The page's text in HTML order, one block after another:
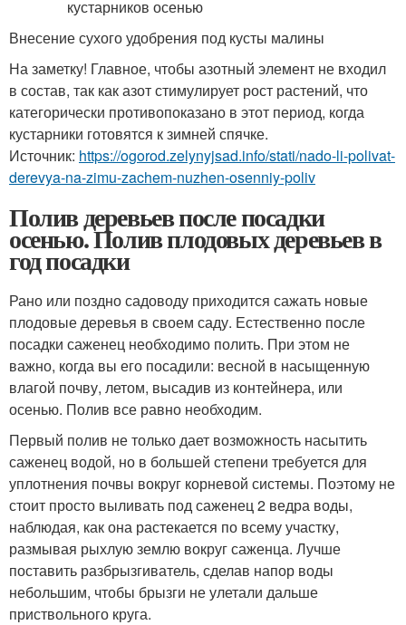
Внесение сухого удобрения под кусты малины
На заметку! Главное, чтобы азотный элемент не входил
в состав, так как азот стимулирует рост растений, что
категорически противопоказано в этот период, когда
кустарники готовятся к зимней спячке.
Источник: https://ogorod.zelynyjsad.info/stati/nado-li-polivat-
derevya-na-zimu-zachem-nuzhen-osenniy-poliv
Полив деревьев после посадки
осенью. Полив плодовых деревьев в
год посадки
Рано или поздно садоводу приходится сажать новые
плодовые деревья в своем саду. Естественно после
посадки саженец необходимо полить. При этом не
важно, когда вы его посадили: весной в насыщенную
влагой почву, летом, высадив из контейнера, или
осенью. Полив все равно необходим.
Первый полив не только дает возможность насытить
саженец водой, но в большей степени требуется для
уплотнения почвы вокруг корневой системы. Поэтому не
стоит просто выливать под саженец 2 ведра воды,
наблюдая, как она растекается по всему участку,
размывая рыхлую землю вокруг саженца. Лучше
поставить разбрызгиватель, сделав напор воды
небольшим, чтобы брызги не улетали дальше
приствольного круга.